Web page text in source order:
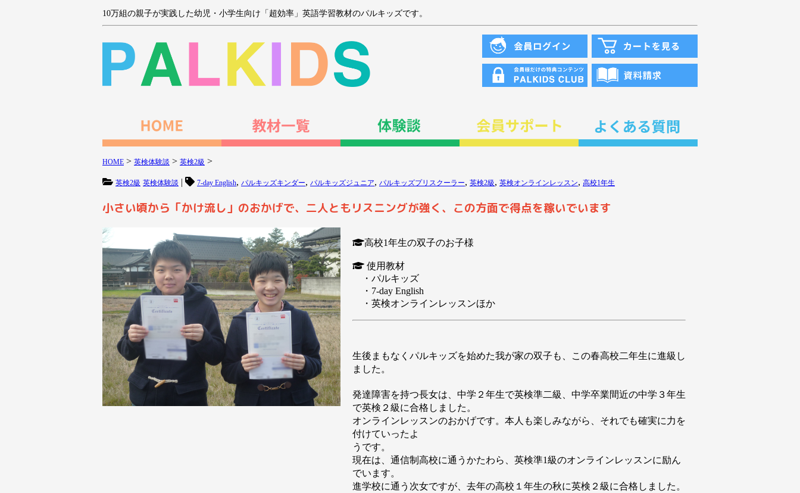
10万組の親子が実践した幼児・小学生向け「超効率」英語学習教材のパルキッズです。
HOME > 英検体験談 > 英検2級 >
英検2級 英検体験談 | 7-day English, パルキッズキンダー, パルキッズジュニア, パルキッズプリスクーラー, 英検2級, 英検オンラインレッスン, 高校1年生
小さい頃から「かけ流し」のおかげで、二人ともリスニングが強く、この方面で得点を稼いでいます
高校1年生の双子のお子様
使用教材
・パルキッズ
・7-day English
・英検オンラインレッスンほか
生後まもなくパルキッズを始めた我が家の双子も、この春高校二年生に進級し
ました。
発達障害を持つ長女は、中学２年生で英検準二級、中学卒業間近の中学３年生
で英検２級に合格しました。
オンラインレッスンのおかげです。本人も楽しみながら、それでも確実に力を
付けていったよ
うです。
現在は、通信制高校に通うかたわら、英検準1級のオンラインレッスンに励ん
でいます。
進学校に通う次女ですが、去年の高校１年生の秋に英検２級に合格しました。